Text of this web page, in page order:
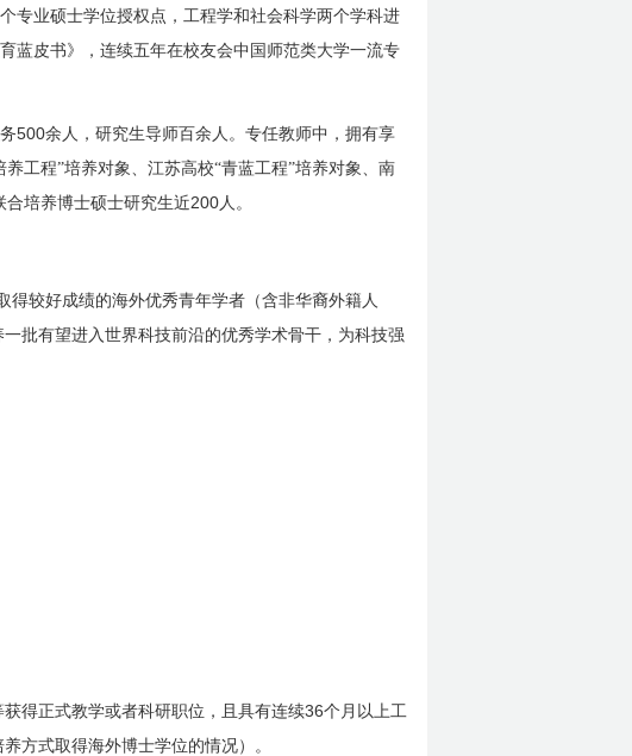
个专业硕士学位授权点，工程学和社会科学两个学科进
蓝皮书》，连续五年在校友会中国师范类大学一流专
500余人，研究生导师百余人。专任教师中，拥有享
养工程”培养对象、江苏高校“青蓝工程”培养对象、南
合培养博士硕士研究生近200 人。
较好成绩的海外优秀青年学者（含非华裔外籍人
批有望进入世界科技前沿的优秀学术骨干，为科技强
得正式教学或者科研职位，且具有连续36个月以上工
方式取得海外博士学位的情况）。